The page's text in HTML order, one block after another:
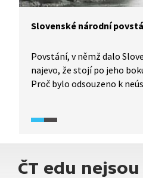
Slovenské národní
Povstání, v němž dalo
najevo, že stojí po jeho
Proč bylo odsouzeno k
ČT edu